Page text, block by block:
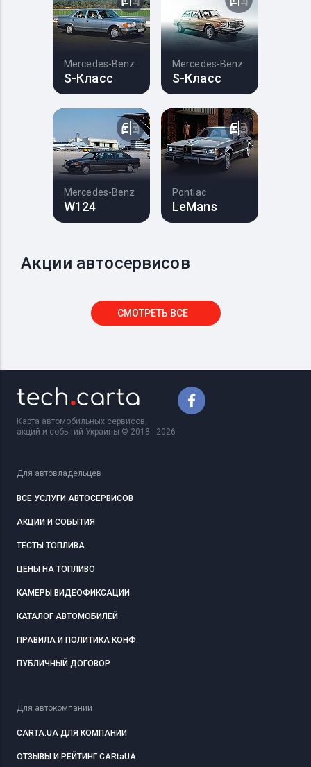
Mercedes-Benz
S-Класс
Mercedes-Benz
S-Класс
Mercedes-Benz
W124
Pontiac
LeMans
Акции автосервисов
СМОТРЕТЬ ВСЕ
Карта автомобильных сервисов,
акций и событий Украины © 2018 - 2026
Для автовладельцев
ВСЕ УСЛУГИ АВТОСЕРВИСОВ
АКЦИИ И СОБЫТИЯ
ТЕСТЫ ТОПЛИВА
ЦЕНЫ НА ТОПЛИВО
КАМЕРЫ ВИДЕОФИКСАЦИИ
КАТАЛОГ АВТОМОБИЛЕЙ
ПРАВИЛА И ПОЛИТИКА КОНФ.
ПУБЛИЧНЫЙ ДОГОВОР
Для автокомпаний
CARTA.UA ДЛЯ КОМПАНИИ
ОТЗЫВЫ И РЕЙТИНГ CARtaUA